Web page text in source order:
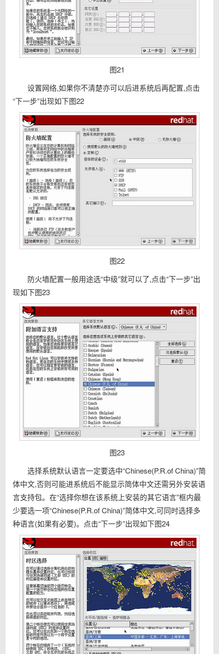
图21
设置网络,如果你不清楚亦可以后进系统后再配置,点击
“下一步”出现如下图22
图22
防火墙配置一般用途选“中级”就可以了,点击“下一步”出
现如下图23
图23
选择系统默认语言一定要选中“Chinese(P.R.of China)”简
体中文,否则可能进系统后不能显示简体中文还需另外安装语
言支持包。在“选择你想在该系统上安装的其它语言”框内最
少要选一项“Chinese(P.R.of China)”简体中文,可同时选择多
种语言(如果有必要)。点击“下一步”出现如下图24